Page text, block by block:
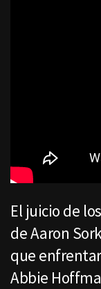
El juicio de
de Aaron
que
Abbie